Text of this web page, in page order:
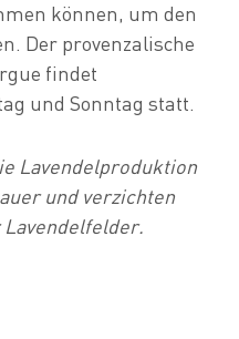
können, um den
Der provenzalische
findet
und Sonntag statt.
Lavendelproduktion
und verzichten